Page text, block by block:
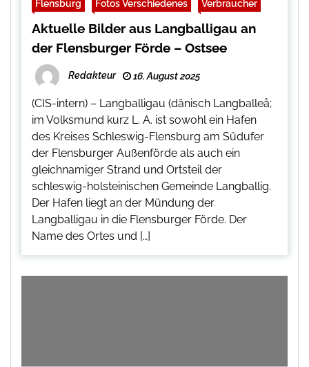
Flensburg Fotos Verschiedenes Verbraucher
Aktuelle Bilder aus Langballigau an
der Flensburger Förde – Ostsee
Redakteur 16. August 2025
(CIS-intern) – Langballigau (dänisch Langballeå;
im Volksmund kurz L. A. ist sowohl ein Hafen
des Kreises Schleswig-Flensburg am Südufer
der Flensburger Außenförde als auch ein
gleichnamiger Strand und Ortsteil der
schleswig-holsteinischen Gemeinde Langballig.
Der Hafen liegt an der Mündung der
Langballigau in die Flensburger Förde. Der
Name des Ortes und […]